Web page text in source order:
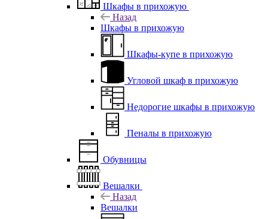
Шкафы в прихожую
Назад
Шкафы в прихожую
Шкафы-купе в прихожую
Угловой шкаф в прихожую
Недорогие шкафы в прихожую
Пеналы в прихожую
Обувницы
Вешалки
Назад
Вешалки